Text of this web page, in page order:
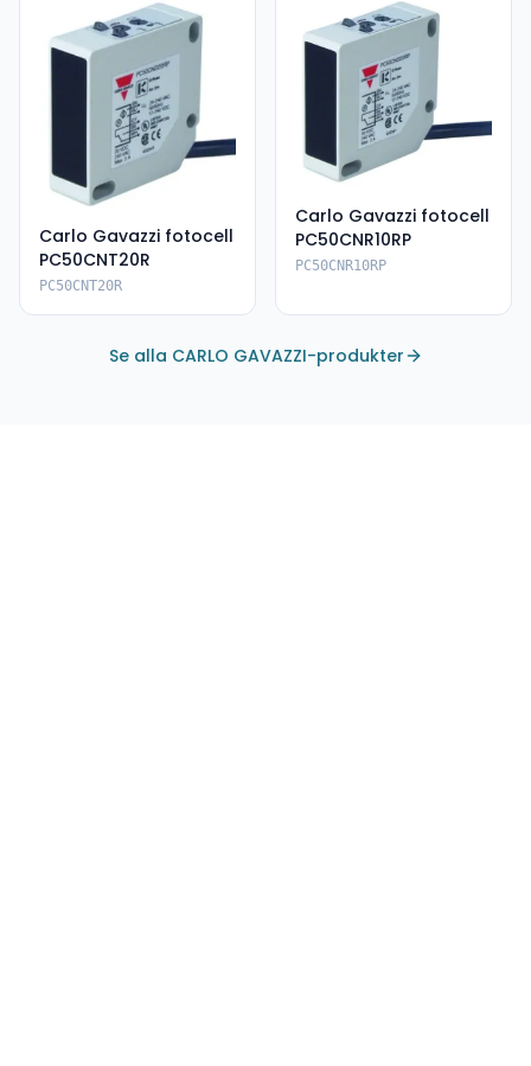
Carlo Gavazzi fotocell
PC50CNT20R
PC50CNT20R
Carlo Gavazzi fotocell
PC50CNR10RP
PC50CNR10RP
Se alla CARLO GAVAZZI-produkter